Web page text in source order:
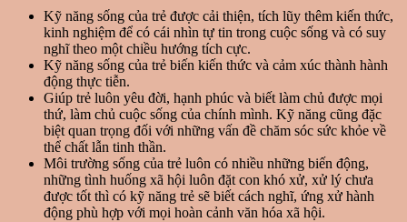
Kỹ năng sống của trẻ được cải thiện, tích lũy thêm kiến thức,
kinh nghiệm để có cái nhìn tự tin trong cuộc sống và có suy
nghĩ theo một chiều hướng tích cực.
Kỹ năng sống của trẻ biến kiến thức và cảm xúc thành hành
động thực tiễn.
Giúp trẻ luôn yêu đời, hạnh phúc và biết làm chủ được mọi
thứ, làm chủ cuộc sống của chính mình. Kỹ năng cũng đặc
biệt quan trọng đối với những vấn đề chăm sóc sức khỏe về
thể chất lẫn tinh thần.
Môi trường sống của trẻ luôn có nhiều những biến động,
những tình huống xã hội luôn đặt con khó xử, xử lý chưa
được tốt thì có kỹ năng trẻ sẽ biết cách nghĩ, ứng xử hành
động phù hợp với mọi hoàn cảnh văn hóa xã hội.